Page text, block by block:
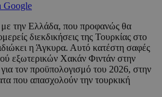
Google
με την Ελλάδα, που προφανώς θα
διεκδικήσεις της Τουρκίας στο
η Άγκυρα. Αυτό κατέστη σαφές
εξωτερικών Χακάν Φιντάν στην
τον προϋπολογισμό του 2026, στην
που απασχολούν την τουρκική